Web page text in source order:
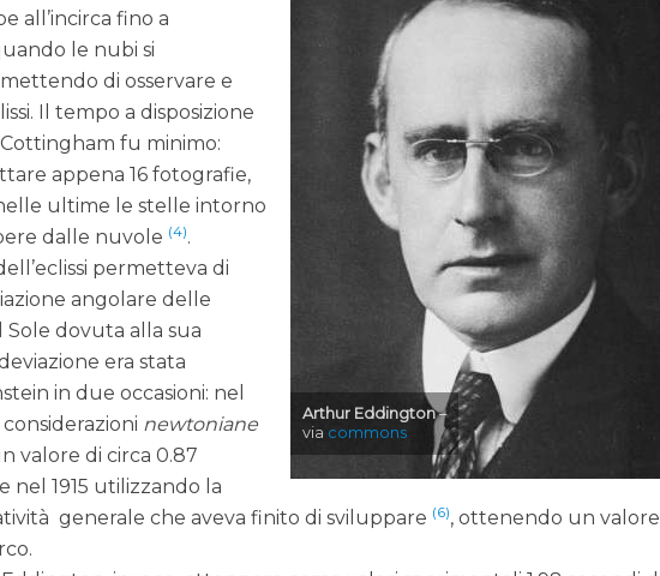
Arthur Eddington–
via commons
all’incirca fino a
le nubi si
di osservare e
Il tempo a disposizione
fu minimo:
appena 16 fotografie,
ultime le stelle intorno
dalle nuvole (4).
permetteva di
angolare delle
dovuta alla sua
era stata
in due occasioni: nel
considerazioni newtoniane
valore di circa 0.87
nel 1915 utilizzando la
generale che aveva finito di sviluppare (6), ottenendo un